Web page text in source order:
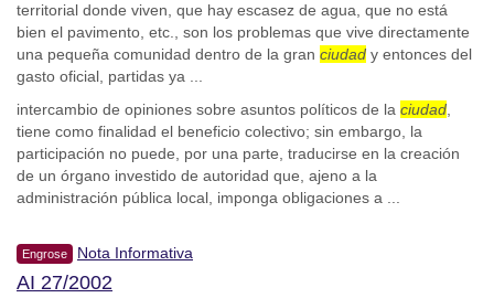
territorial donde viven, que hay escasez de agua, que no está
bien el pavimento, etc., son los problemas que vive directamente
una pequeña comunidad dentro de la gran ciudad y entonces del
gasto oficial, partidas ya ...
intercambio de opiniones sobre asuntos políticos de la ciudad
tiene como finalidad el beneficio colectivo; sin embargo, la
participación no puede, por una parte, traducirse en la creación
de un órgano investido de autoridad que, ajeno a la
administración pública local, imponga obligaciones a ...
Engrose Nota Informativa
AI 27/2002